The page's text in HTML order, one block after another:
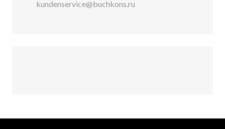
kundenservice@buchkons.ru